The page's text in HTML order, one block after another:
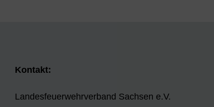
Kontakt:
Landesfeuerwehrverband Sachsen e.V.